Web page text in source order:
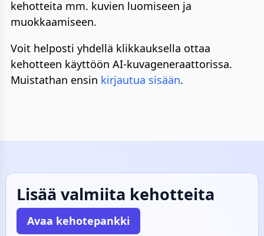
kehotteita mm. kuvien luomiseen ja
muokkaamiseen.
Voit helposti yhdellä klikkauksella ottaa
kehotteen käyttöön AI-kuvageneraattorissa.
Muistathan ensin kirjautua sisään.
Lisää valmiita kehotteita
Avaa kehotepankki